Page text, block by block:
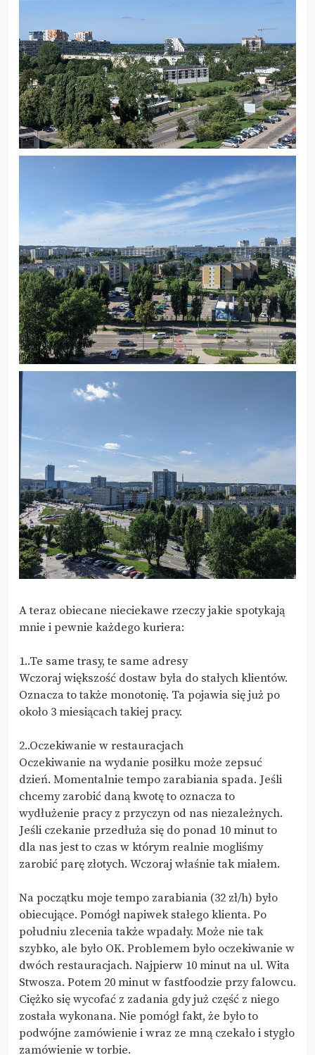
A teraz obiecane nieciekawe rzeczy jakie spotykają
mnie i pewnie każdego kuriera:
1..Te same trasy, te same adresy
Wczoraj większość dostaw była do stałych klientów.
Oznacza to także monotonię. Ta pojawia się już po
około 3 miesiącach takiej pracy.
2..Oczekiwanie w restauracjach
Oczekiwanie na wydanie posiłku może zepsuć
dzień. Momentalnie tempo zarabiania spada. Jeśli
chcemy zarobić daną kwotę to oznacza to
wydłużenie pracy z przyczyn od nas niezależnych.
Jeśli czekanie przedłuża się do ponad 10 minut to
dla nas jest to czas w którym realnie mogliśmy
zarobić parę złotych. Wczoraj właśnie tak miałem.
Na początku moje tempo zarabiania (32 zł/h) było
obiecujące. Pomógł napiwek stałego klienta. Po
południu zlecenia także wpadały. Może nie tak
szybko, ale było OK. Problemem było oczekiwanie w
dwóch restauracjach. Najpierw 10 minut na ul. Wita
Stwosza. Potem 20 minut w fastfoodzie przy falowcu.
Ciężko się wycofać z zadania gdy już część z niego
została wykonana. Nie pomógł fakt, że było to
podwójne zamówienie i wraz ze mną czekało i stygło
zamówienie w torbie.